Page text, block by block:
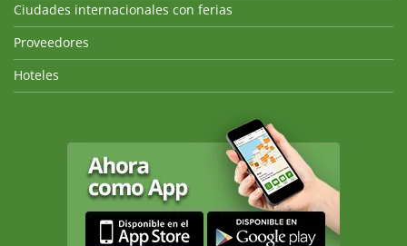
Ciudades internacionales con ferias
Proveedores
Hoteles